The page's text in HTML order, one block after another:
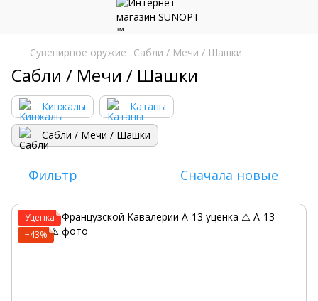
Сувенирное оружие Сабли / Мечи / Шашки
Сабли / Мечи / Шашки
Кинжалы Катаны
Сабли / Мечи / Шашки
Фильтр Сначала новые
Уценка
−43%